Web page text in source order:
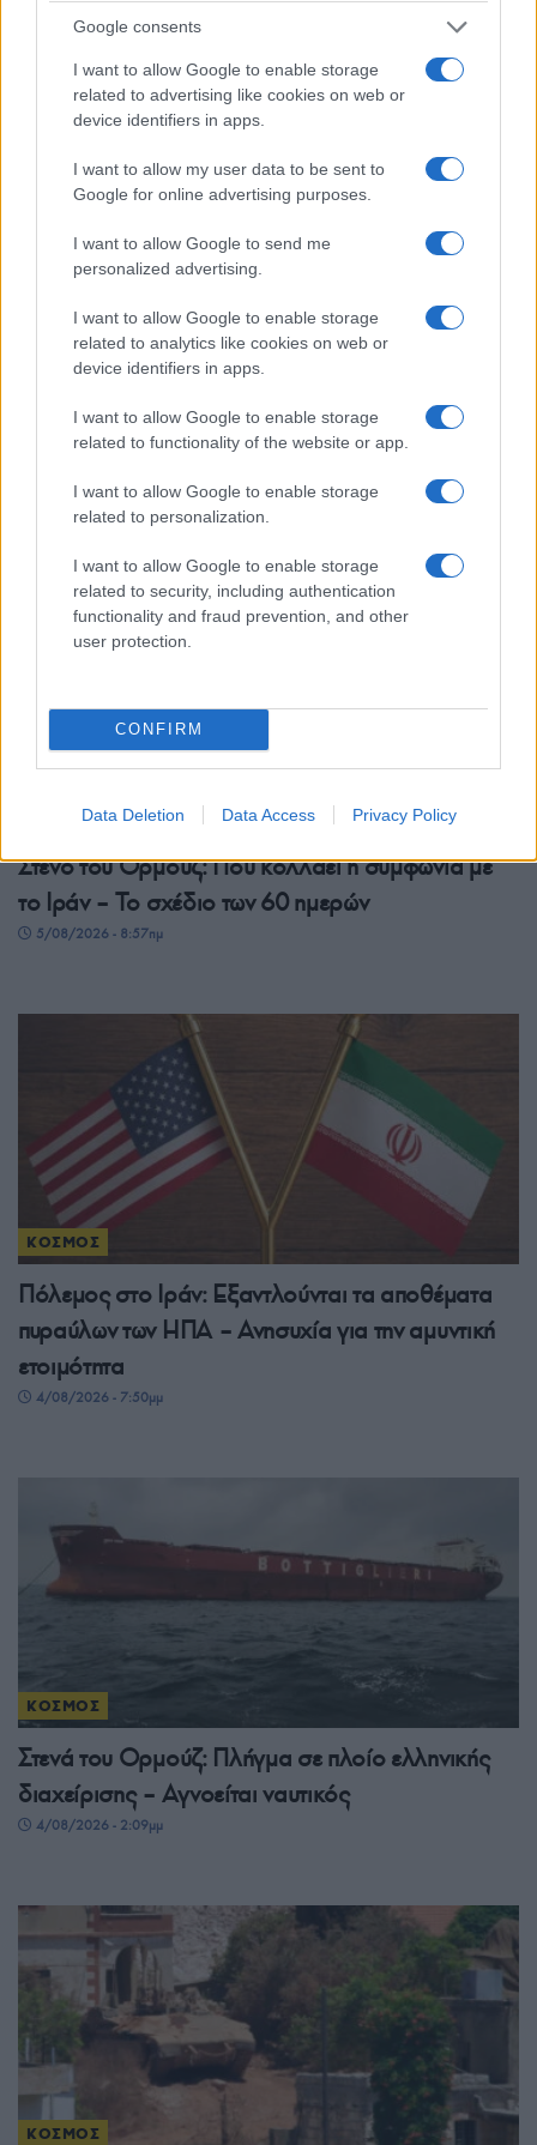
Google consents
I want to allow Google to enable storage
related to advertising like cookies on web or
device identifiers in apps.
I want to allow my user data to be sent to
Google for online advertising purposes.
I want to allow Google to send me
personalized advertising.
I want to allow Google to enable storage
related to analytics like cookies on web or
device identifiers in apps.
I want to allow Google to enable storage
related to functionality of the website or app.
I want to allow Google to enable storage
related to personalization.
I want to allow Google to enable storage
related to security, including authentication
functionality and fraud prevention, and other
user protection.
CONFIRM
Data Deletion Data Access Privacy Policy
ουκρανικό αεροσκάφος – Έκτακτη προσγείωση
5/08/2026 - 12:31μμ
Αργεντινή-Βραζιλία: Στα άκρα η διπλωματική
ΚΟΣΜΟΣ
Στενό του Ορμούζ: Πού κολλάει η συμφωνία με
το Ιράν – Το σχέδιο των 60 ημερών
5/08/2026 - 8:57πμ
ΚΟΣΜΟΣ
Πόλεμος στο Ιράν: Εξαντλούνται τα αποθέματα
πυραύλων των ΗΠΑ – Ανησυχία για την αμυντική
ετοιμότητα
4/08/2026 - 7:50μμ
ΚΟΣΜΟΣ
Στενά του Ορμούζ: Πλήγμα σε πλοίο ελληνικής
διαχείρισης – Αγνοείται ναυτικός
4/08/2026 - 2:09μμ
ΚΟΣΜΟΣ